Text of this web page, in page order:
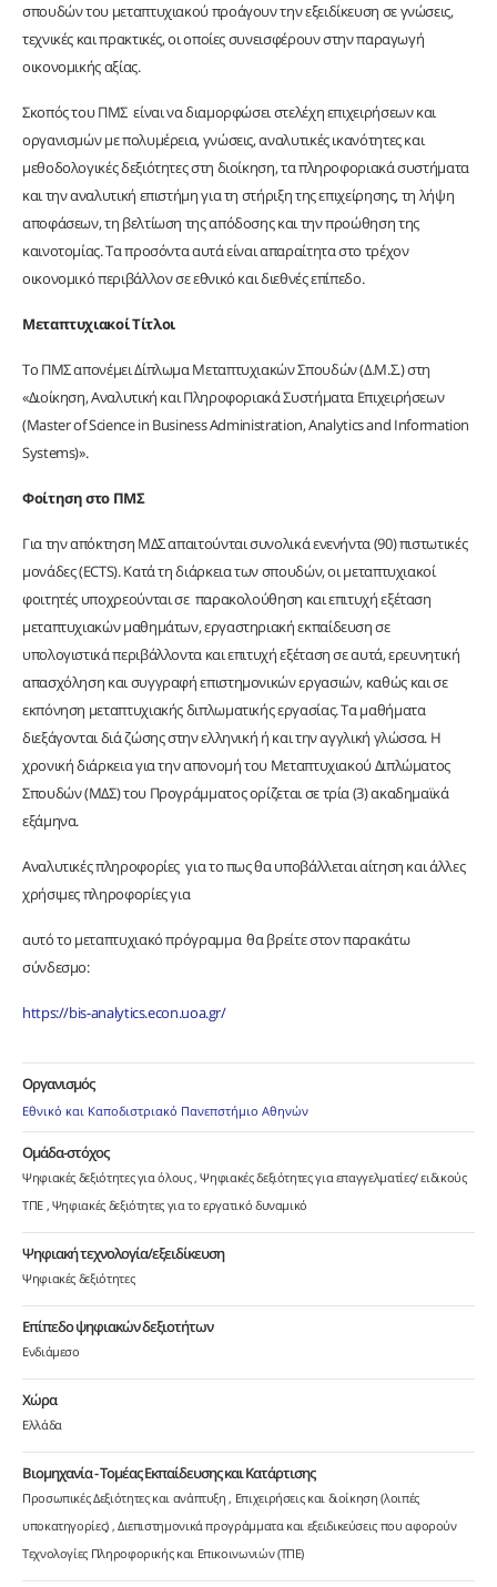
σπουδών του μεταπτυχιακού προάγουν την εξειδίκευση σε γνώσεις,
τεχνικές και πρακτικές, οι οποίες συνεισφέρουν στην παραγωγή
οικονομικής αξίας.
Σκοπός του ΠΜΣ είναι να διαμορφώσει στελέχη επιχειρήσεων και
οργανισμών με πολυμέρεια, γνώσεις, αναλυτικές ικανότητες και
μεθοδολογικές δεξιότητες στη διοίκηση, τα πληροφοριακά συστήματα
και την αναλυτική επιστήμη για τη στήριξη της επιχείρησης, τη λήψη
αποφάσεων, τη βελτίωση της απόδοσης και την προώθηση της
καινοτομίας. Τα προσόντα αυτά είναι απαραίτητα στο τρέχον
οικονομικό περιβάλλον σε εθνικό και διεθνές επίπεδο.
Μεταπτυχιακοί Τίτλοι
Το ΠΜΣ απονέμει Δίπλωμα Μεταπτυχιακών Σπουδών (Δ.Μ.Σ.) στη
«Διοίκηση, Αναλυτική και Πληροφοριακά Συστήματα Επιχειρήσεων
(Master of Science in Business Administration, Analytics and Information
Systems)».
Φοίτηση στο ΠΜΣ
Για την απόκτηση ΜΔΣ απαιτούνται συνολικά ενενήντα (90) πιστωτικές
μονάδες (ECTS). Κατά τη διάρκεια των σπουδών, οι μεταπτυχιακοί
φοιτητές υποχρεούνται σε παρακολούθηση και επιτυχή εξέταση
μεταπτυχιακών μαθημάτων, εργαστηριακή εκπαίδευση σε
υπολογιστικά περιβάλλοντα και επιτυχή εξέταση σε αυτά, ερευνητική
απασχόληση και συγγραφή επιστημονικών εργασιών, καθώς και σε
εκπόνηση μεταπτυχιακής διπλωματικής εργασίας. Τα μαθήματα
διεξάγονται διά ζώσης στην ελληνική ή και την αγγλική γλώσσα. Η
χρονική διάρκεια για την απονομή του Μεταπτυχιακού Διπλώματος
Σπουδών (ΜΔΣ) του Προγράμματος ορίζεται σε τρία (3) ακαδημαϊκά
εξάμηνα.
Αναλυτικές πληροφορίες για το πως θα υποβάλλεται αίτηση και άλλες
χρήσιμες πληροφορίες για
αυτό το μεταπτυχιακό πρόγραμμα θα βρείτε στον παρακάτω
σύνδεσμο:
https://bis-analytics.econ.uoa.gr/
Οργανισμός
Εθνικό και Καποδιστριακό Πανεπστήμιο Αθηνών
Ομάδα-στόχος
Ψηφιακές δεξιότητες για όλους Ψηφιακές δεξιότητες για επαγγελματίες/ ειδικούς
ΤΠΕ Ψηφιακές δεξιότητες για το εργατικό δυναμικό
Ψηφιακή τεχνολογία/εξειδίκευση
Ψηφιακές δεξιότητες
Επίπεδο ψηφιακών δεξιοτήτων
Ενδιάμεσο
Χώρα
Ελλάδα
Βιομηχανία - Τομέας Εκπαίδευσης και Κατάρτισης
Προσωπικές Δεξιότητες και ανάπτυξη
Επιχειρήσεις και διοίκηση (λοιπές
υποκατηγορίες) Διεπιστημονικά προγράμματα και εξειδικεύσεις που αφορούν
Τεχνολογίες Πληροφορικής και Επικοινωνιών (ΤΠΕ)